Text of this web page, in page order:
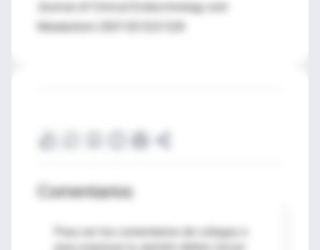
Journal of Clinical Endocrinology and
Comentarios
Para ver los comentarios de colegas o